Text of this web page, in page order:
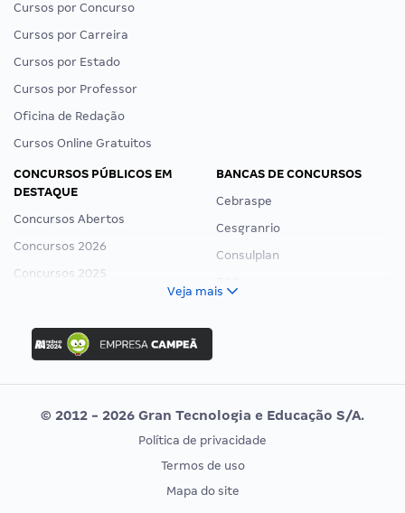
Cursos por Concurso
Cursos por Carreira
Cursos por Estado
Cursos por Professor
Oficina de Redação
Cursos Online Gratuitos
CONCURSOS PÚBLICOS EM
DESTAQUE
Concursos Abertos
Concursos 2026
Concursos 2025
Concurso Ibama
Concurso MPU
Editais publicados
BANCAS DE CONCURSOS
Cebraspe
Cesgranrio
Consulplan
Vunesp
CONCURSOS POR PROFISSÃO
EXAME DE ORDEM
Veja mais
© 2012 - 2026 Gran Tecnologia e Educação S/A.
Política de privacidade
Termos de uso
Mapa do site